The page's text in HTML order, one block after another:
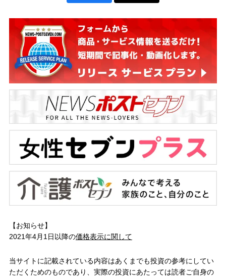
【お知らせ】
2021年4月1日以降の価格表示に関して
当サイトに記載されている内容はあくまでも投資の参考にしてい
ただくためのものであり、実際の投資にあたっては読者ご自身の